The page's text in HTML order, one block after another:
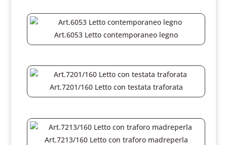
Art.6053 Letto contemporaneo legno
Art.7201/160 Letto con testata traforata
Art.7213/160 Letto con traforo madreperla